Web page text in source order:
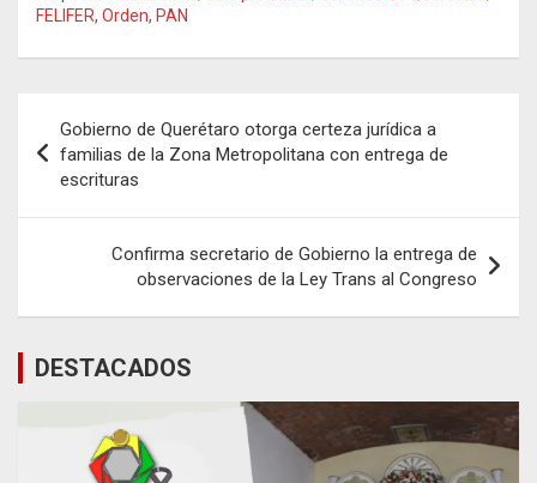
FELIFER, Orden, PAN
de
entradas
Gobierno de Querétaro otorga certeza jurídica a
familias de la Zona Metropolitana con entrega de
escrituras
Confirma secretario de Gobierno la entrega de
observaciones de la Ley Trans al Congreso
DESTACADOS